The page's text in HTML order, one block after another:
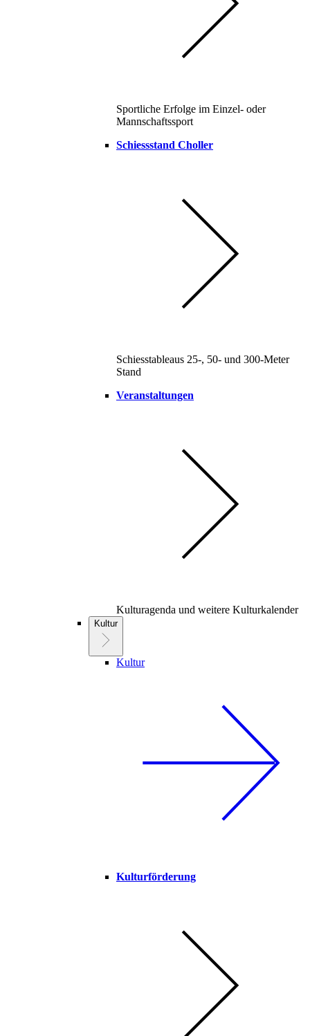
Sportliche Erfolge im Einzel- oder
Mannschaftssport
Schiessstand Choller
Schiesstableaus 25-, 50- und 300-Meter
Stand
Veranstaltungen
Kulturagenda und weitere Kulturkalender
Kultur
Kultur
Kulturförderung